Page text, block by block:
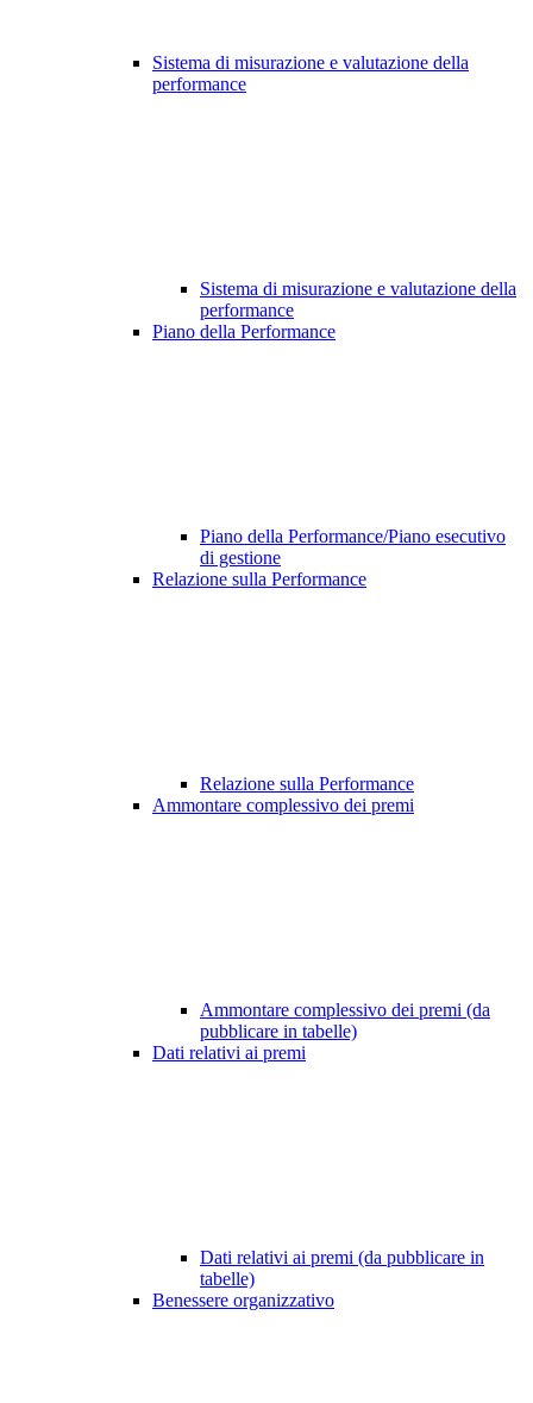
Sistema di misurazione e valutazione della
performance
Sistema di misurazione e valutazione della
performance
Piano della Performance
Piano della Performance/Piano esecutivo
di gestione
Relazione sulla Performance
Relazione sulla Performance
Ammontare complessivo dei premi
Ammontare complessivo dei premi (da
pubblicare in tabelle)
Dati relativi ai premi
Dati relativi ai premi (da pubblicare in
tabelle)
Benessere organizzativo